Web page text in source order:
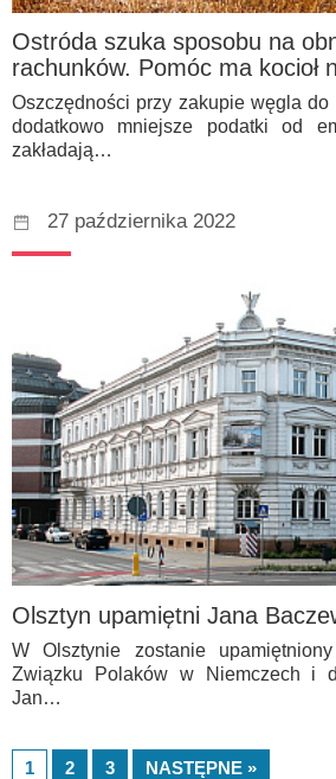
Ostróda szuka sposobu na
rachunków. Pomóc ma kocioł
Oszczędności przy zakupie węgla do
dodatkowo mniejsze podatki od
zakładają…
27 października 2022
Olsztyn upamiętni Jana
W Olsztynie zostanie
Związku Polaków w Niemczech i
Jan…
1 2 3 NASTĘPNE »